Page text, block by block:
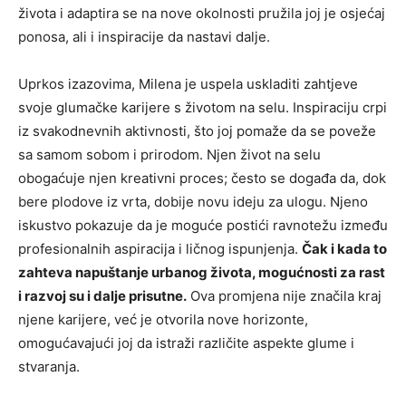
života i adaptira se na nove okolnosti pružila joj je osjećaj
ponosa, ali i inspiracije da nastavi dalje.
Uprkos izazovima, Milena je uspela uskladiti zahtjeve
svoje glumačke karijere s životom na selu. Inspiraciju crpi
iz svakodnevnih aktivnosti, što joj pomaže da se poveže
sa samom sobom i prirodom. Njen život na selu
obogaćuje njen kreativni proces; često se događa da, dok
bere plodove iz vrta, dobije novu ideju za ulogu. Njeno
iskustvo pokazuje da je moguće postići ravnotežu između
profesionalnih aspiracija i ličnog ispunjenja. Čak i kada to
zahteva napuštanje urbanog života, mogućnosti za rast
i razvoj su i dalje prisutne. Ova promjena nije značila kraj
njene karijere, već je otvorila nove horizonte,
omogućavajući joj da istraži različite aspekte glume i
stvaranja.